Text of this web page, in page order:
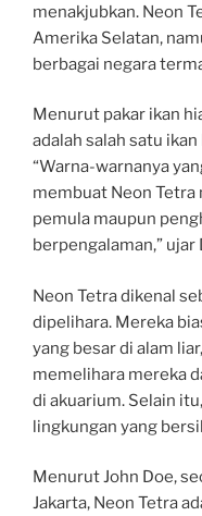
menakjubkan. Neon
Amerika Selatan,
berbagai negara
Menurut pakar ikan
adalah salah satu
“Warna-warnanya
membuat Neon
pemula maupun
berpengalaman,” ujar
Neon Tetra dikenal
dipelihara. Mereka
yang besar di alam
memelihara mereka
di akuarium. Selain
lingkungan yang
Menurut John Doe,
Jakarta, Neon Tetra